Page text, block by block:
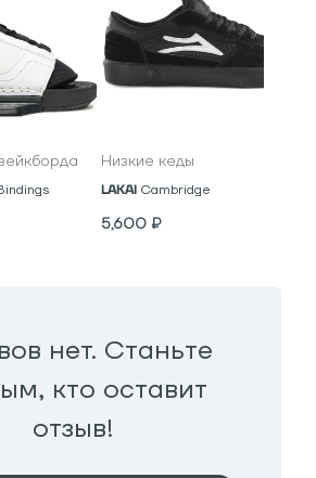
Низкие кеды
LAKAI Cambridge
5,600 ₽
нет. Станьте
кто оставит
отзыв!